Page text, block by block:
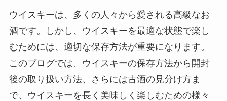
ウイスキーは、多くの人々から愛される高級なお
酒です。しかし、ウイスキーを最適な状態で楽し
むためには、適切な保存方法が重要になります。
このブログでは、ウイスキーの保存方法から開封
後の取り扱い方法、さらには古酒の見分け方ま
で、ウイスキーを長く美味しく楽しむための様々